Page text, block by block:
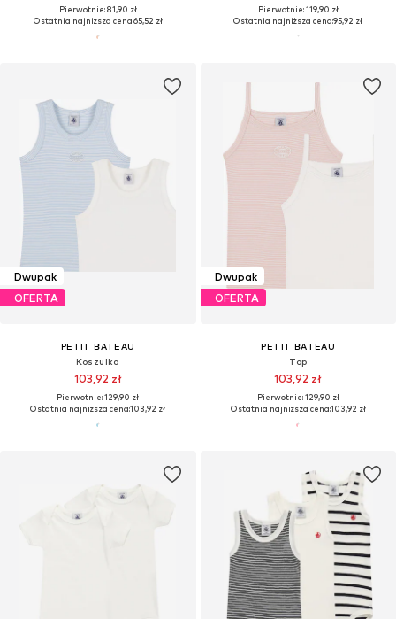
Pierwotnie: 81,90 zł
Ostatnia najniższa cena:65,52 zł
Pierwotnie: 119,90 zł
Ostatnia najniższa cena:95,92 zł
Dwupak
OFERTA
PETIT BATEAU
Koszulka
103,92 zł
Pierwotnie: 129,90 zł
Ostatnia najniższa cena:103,92 zł
Dwupak
OFERTA
PETIT BATEAU
Top
103,92 zł
Pierwotnie: 129,90 zł
Ostatnia najniższa cena:103,92 zł